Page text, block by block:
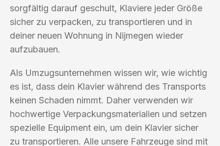
sorgfältig darauf geschult, Klaviere jeder Größe
sicher zu verpacken, zu transportieren und in
deiner neuen Wohnung in Nijmegen wieder
aufzubauen.
Als Umzugsunternehmen wissen wir, wie wichtig
es ist, dass dein Klavier während des Transports
keinen Schaden nimmt. Daher verwenden wir
hochwertige Verpackungsmaterialien und setzen
spezielle Equipment ein, um dein Klavier sicher
zu transportieren. Alle unsere Fahrzeuge sind mit